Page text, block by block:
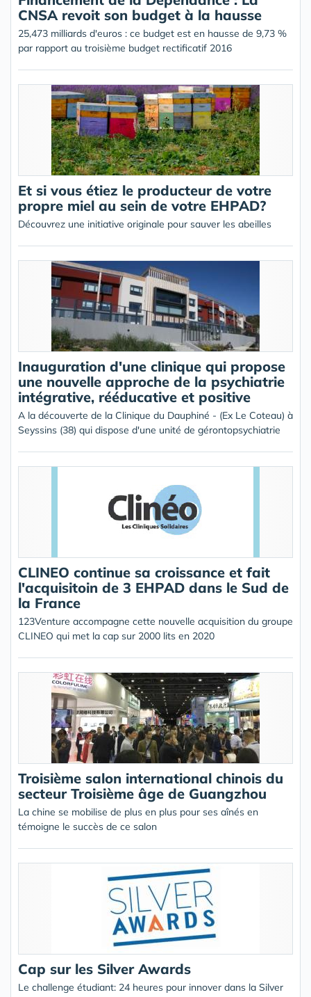
CNSA revoit son budget à la hausse
25,473 milliards d'euros : ce budget est en hausse de 9,73 %
par rapport au troisième budget rectificatif 2016
Et si vous étiez le producteur de votre
propre miel au sein de votre EHPAD?
Découvrez une initiative originale pour sauver les abeilles
Inauguration d'une clinique qui propose
une nouvelle approche de la psychiatrie
intégrative, rééducative et positive
A la découverte de la Clinique du Dauphiné - (Ex Le Coteau) à
Seyssins (38) qui dispose d'une unité de gérontopsychiatrie
CLINEO continue sa croissance et fait
l'acquisitoin de 3 EHPAD dans le Sud de
la France
123Venture accompagne cette nouvelle acquisition du groupe
CLINEO qui met la cap sur 2000 lits en 2020
Troisième salon international chinois du
secteur Troisième âge de Guangzhou
La chine se mobilise de plus en plus pour ses aînés en
témoigne le succès de ce salon
Cap sur les Silver Awards
Le challenge étudiant: 24 heures pour innover dans la Silver